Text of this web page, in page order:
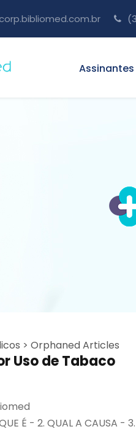
Assinantes
> Orphaned Articles
Uso de Tabaco
É - 2. QUAL A CAUSA -